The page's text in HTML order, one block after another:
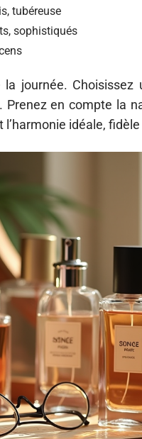
tubéreuse
sophistiqués
journée. Choisissez
Prenez en compte la
idéale,